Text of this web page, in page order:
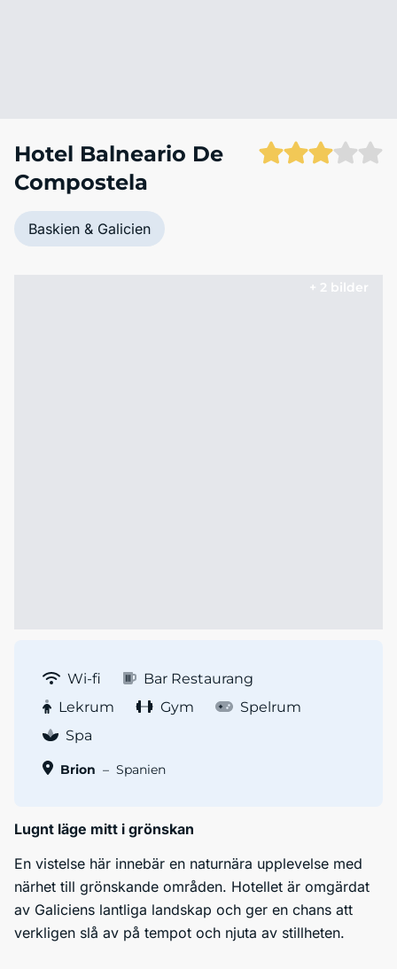
Hotel Balneario De
Compostela
Baskien & Galicien
+ 2 bilder
Wi-fi
Bar Restaurang
Lekrum
Gym
Spelrum
Spa
Brion – Spanien
Lugnt läge mitt i grönskan
En vistelse här innebär en naturnära upplevelse med
närhet till grönskande områden. Hotellet är omgärdat
av Galiciens lantliga landskap och ger en chans att
verkligen slå av på tempot och njuta av stillheten.